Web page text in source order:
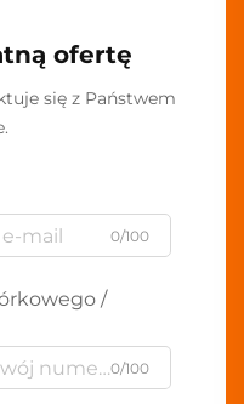
ofertę
się z Państwem
0/100
/
0/100